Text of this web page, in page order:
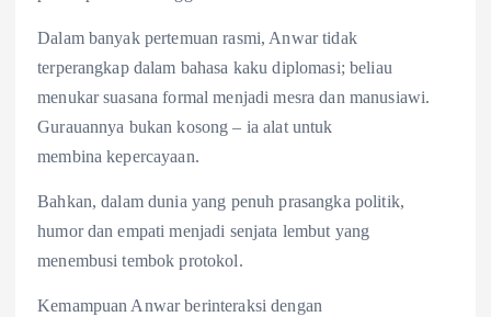
Dalam banyak pertemuan rasmi, Anwar tidak
terperangkap dalam bahasa kaku diplomasi; beliau
menukar suasana formal menjadi mesra dan manusiawi.
Gurauannya bukan kosong – ia alat untuk
membina kepercayaan.
Bahkan, dalam dunia yang penuh prasangka politik,
humor dan empati menjadi senjata lembut yang
menembusi tembok protokol.
Kemampuan Anwar berinteraksi dengan